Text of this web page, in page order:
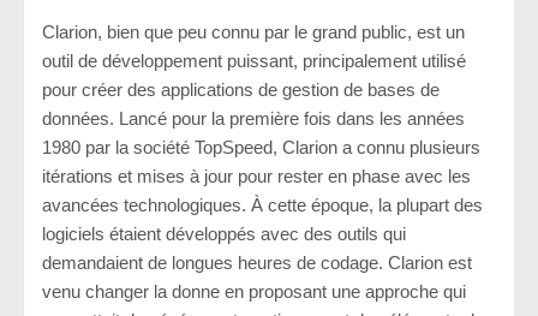
Clarion, bien que peu connu par le grand public, est un
outil de développement puissant, principalement utilisé
pour créer des applications de gestion de bases de
données. Lancé pour la première fois dans les années
1980 par la société TopSpeed, Clarion a connu plusieurs
itérations et mises à jour pour rester en phase avec les
avancées technologiques. À cette époque, la plupart des
logiciels étaient développés avec des outils qui
demandaient de longues heures de codage. Clarion est
venu changer la donne en proposant une approche qui